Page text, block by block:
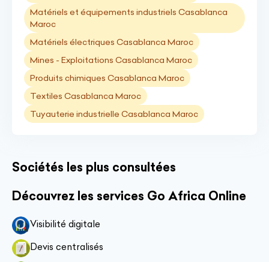
Matériels et équipements industriels Casablanca
Maroc
Matériels électriques Casablanca Maroc
Mines - Exploitations Casablanca Maroc
Produits chimiques Casablanca Maroc
Textiles Casablanca Maroc
Tuyauterie industrielle Casablanca Maroc
Sociétés les plus consultées
Découvrez les services Go Africa Online
Visibilité digitale
Devis centralisés